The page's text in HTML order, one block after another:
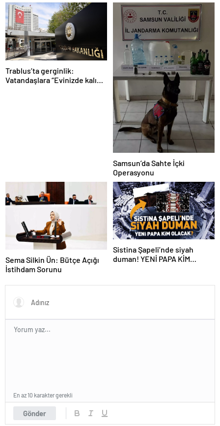
Trablus’ta gerginlik:
Vatandaşlara “Evinizde kalın”
Samsun’da Sahte İçki
Operasyonu
Sema Silkin Ün: Bütçe Açığı
İstihdam Sorunu
Sistina Şapeli’nde siyah
duman! YENİ PAPA KİM
Gönder
En az 10 karakter gerekli